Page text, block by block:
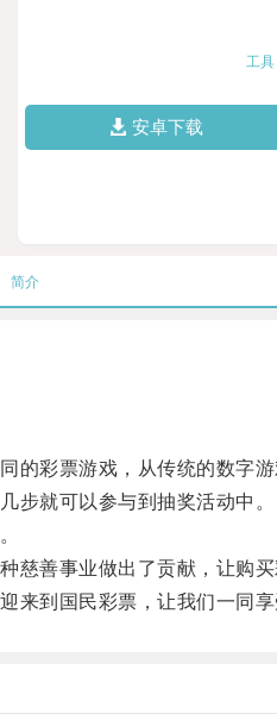
工具
安卓下载
简介
彩票游戏，从传统的数字游
就可以参与到抽奖活动中。
善事业做出了贡献，让购买
到国民彩票，让我们一同享